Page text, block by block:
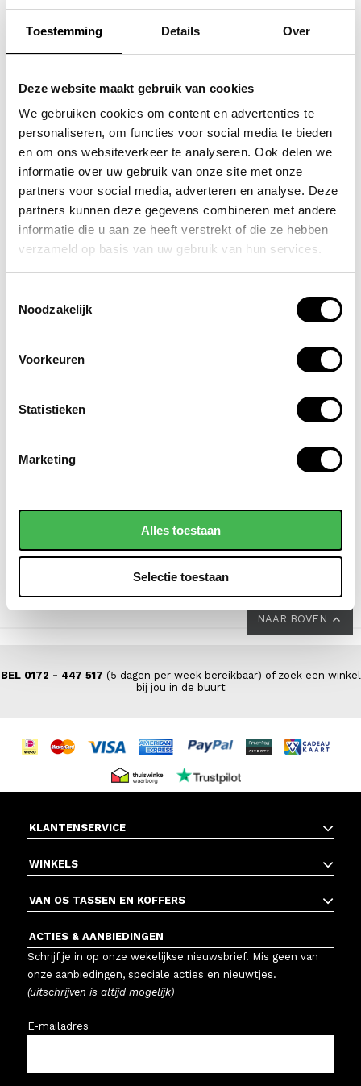
Toestemming Details Over
Deze website maakt gebruik van cookies
We gebruiken cookies om content en advertenties te
personaliseren, om functies voor social media te bieden
en om ons websiteverkeer te analyseren. Ook delen we
informatie over uw gebruik van onze site met onze
partners voor social media, adverteren en analyse. Deze
partners kunnen deze gegevens combineren met andere
informatie die u aan ze heeft verstrekt of die ze hebben
verzameld op basis van uw gebruik van hun services.
Noodzakelijk
Voorkeuren
Statistieken
Marketing
Alles toestaan
Selectie toestaan
grote schoudertas /
handtas dames birina
49,95
grote schoudertas /
handtas dames birina
49,95
POPULAIRE EN BEST VERKOCHT
koffer / trolley /
(medium) s'cure
VOOR 149,00
koffer / trolley /
(medium) s'cure
VAN 229,00
NAAR BOVEN
BEL 0172 - 447 517 (5 dagen per week bereikbaar) of zoek een winkel
bij jou in de buurt
KLANTENSERVICE
WINKELS
VAN OS TASSEN EN KOFFERS
ACTIES & AANBIEDINGEN
Schrijf je in op onze wekelijkse nieuwsbrief. Mis geen van
onze aanbiedingen, speciale acties en nieuwtjes.
(uitschrijven is altijd mogelijk)
E-mailadres